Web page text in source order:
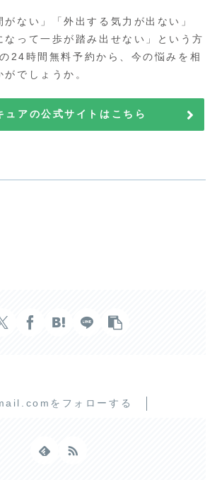
がない」「外出する気力が出ない」
なって一歩が踏み出せない」という方
24時間無料予約から、今の悩みを相
でしょうか。
ュアの公式サイトはこちら
をフォローする